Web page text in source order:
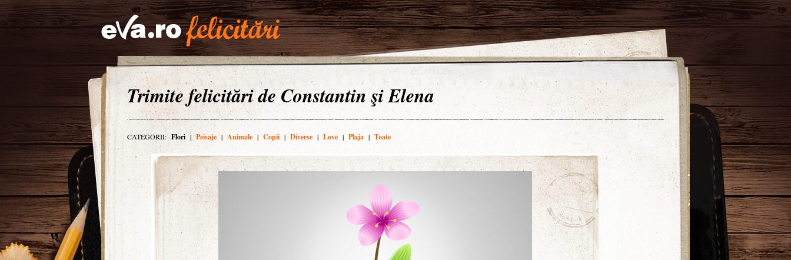
Trimite felicitări de Constantin şi Elena
CATEGORII: Flori | Peisaje | Animale | Copii | Diverse | Love | Plaja | Toate